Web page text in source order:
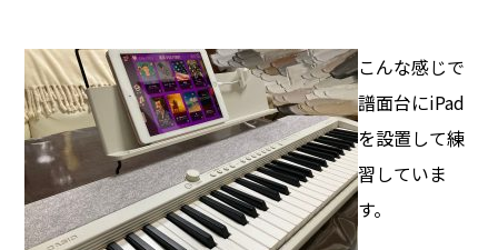
こんな感じで
譜面台にiPad
を設置して練
習していま
す。